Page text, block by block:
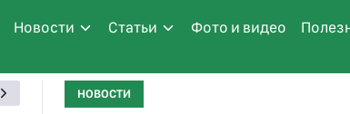
Новости Статьи Фото и видео
НОВОСТИ